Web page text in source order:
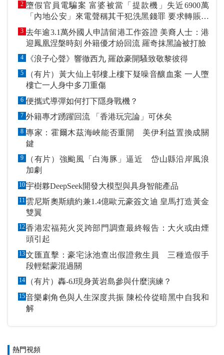
2 墮假官員電騙案 富婆被當「提款機」失近6900萬
「內地公安」來電聲稱其干犯洗黑錢罪 要求轉賬到
指定戶口作「保證金」
3 去年逾3.1萬外國人申請留港工作簽證 美裔人士：港
迎鳳凰涅槃時刻 外籍優才紛回流 羅奇抹黑論被打臉
4 《浪子心聲》響徹西九 羅啟豪開騷致敬黎彼得
5
（有片）黃大仙上邨樓上樓下疑噪音釀血案 一人墮
樓亡一人身中多刀重傷
6 便攜式導彈如何打下隱身戰機？
7 外籍專才踴躍回流 「香港玩完論」可休矣
8 專家：霍爾木茲海峽能否重開 美伊利益置換成關
鍵
9
（有片）強颱風「白海豚」逼近 岱山縣沿岸風浪
加劇
10宇樹夥DeepSeek開發大模型與具身智能產品
11 雲尼斯奧斯續約兼1.4億歐元豪簽文迪 皇馬打造黃金
雙翼
12香港宏福苑火災跨部門調查最終報告：大火或由煙
頭引起
13文匯直擊：豪宅泳池查出假證救生員 三種造假手
段輕鬆蒙混過關
14 （有片）轟-6J現身黃岩島參與什麼演練？
15音樂劇角色與人生深度共振 陳松伶從暗黑中自我和
解
熱門視頻